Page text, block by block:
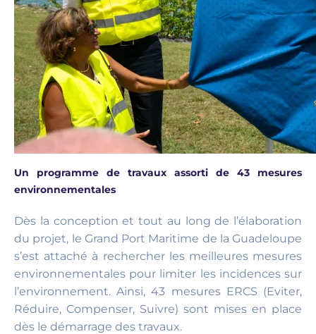
Un programme de travaux assorti de 43 mesures
environnementales
Dès la conception et tout au long de l’élaboration
du projet, le Grand Port Maritime de la Guadeloupe
s’est attaché à rechercher les meilleures mesures
environnementales pour limiter les incidences sur
l’environnement. Ainsi, 43 mesures ERCS (Eviter,
Réduire, Compenser, Suivre) sont mises en place
dès le démarrage des travaux.